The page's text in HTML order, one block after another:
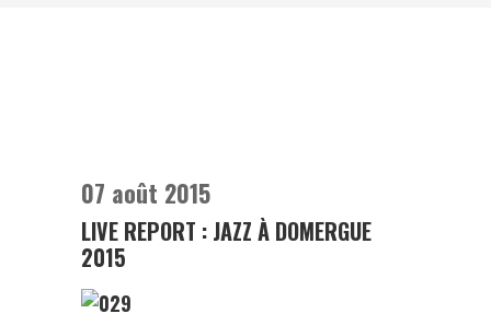
07 août 2015
LIVE REPORT : JAZZ À DOMERGUE
2015